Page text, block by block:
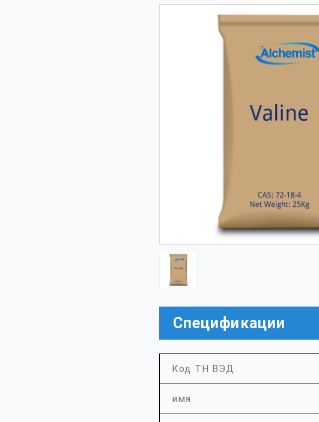
Спецификации
Код ТН ВЭД
имя